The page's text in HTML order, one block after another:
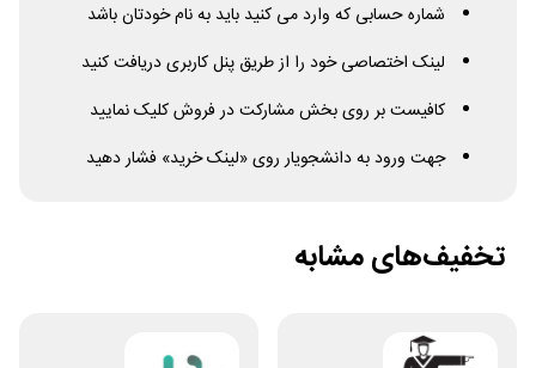
شماره حسابی که وارد می کنید باید به نام خودتان باشد
لینک اختصاصی خود را از طریق پنل کاربری دریافت کنید
کافیست بر روی بخش مشارکت در فروش کلیک نمایید
جهت ورود به دانشجویار روی «لینک خرید» فشار دهید
تخفیف‌های مشابه